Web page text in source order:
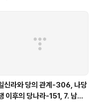
신라와 당의 관계-306, 나당
이후의 당나라-151, 7. 남조